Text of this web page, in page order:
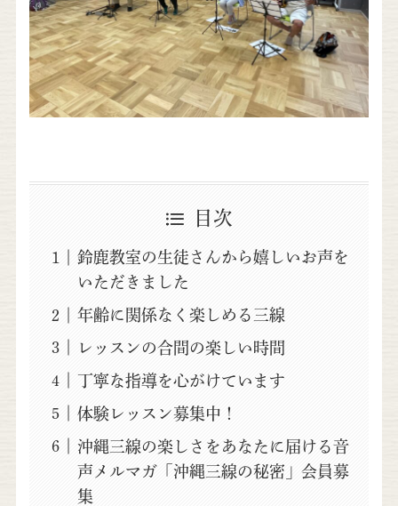
目次
鈴鹿教室の生徒さんから嬉しいお声を
いただきました
年齢に関係なく楽しめる三線
レッスンの合間の楽しい時間
丁寧な指導を心がけています
体験レッスン募集中！
沖縄三線の楽しさをあなたに届ける音
声メルマガ「沖縄三線の秘密」会員募
集